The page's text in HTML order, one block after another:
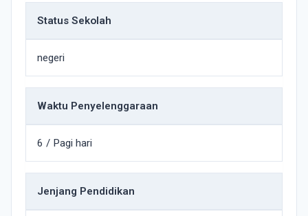
Status Sekolah
negeri
Waktu Penyelenggaraan
6 / Pagi hari
Jenjang Pendidikan